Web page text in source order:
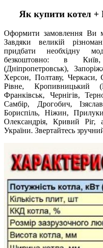
Як купити котел
Оформити замовлення Ви
Завдяки великій
придбати необхідну
безкоштовно: в
(Дніпропетровськ),
Херсон, Полтаву,
Рівне, Кропивницький
Франківськ, Чернігів,
Самбір, Дрогобич,
Бориспіль, Ніжин,
Олександрія, Кривий
України. Звертайтесь